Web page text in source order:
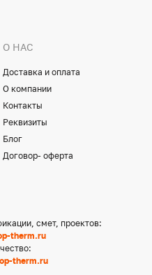
О НАС
Доставка и оплата
О компании
Контакты
Реквизиты
Блог
Договор- оферта
смет, проектов:
therm.ru
therm.ru